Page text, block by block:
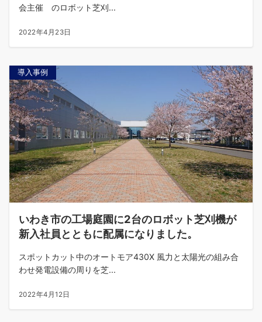
会主催 のロボット芝刈...
2022年4月23日
導入事例
いわき市の工場庭園に2台のロボット芝刈機が
新入社員とともに配属になりました。
スポットカット中のオートモア430X 風力と太陽光の組み合
わせ発電設備の周りを芝...
2022年4月12日